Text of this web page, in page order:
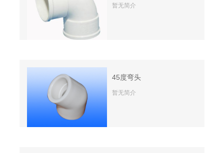
暂无简介
45度弯头
暂无简介